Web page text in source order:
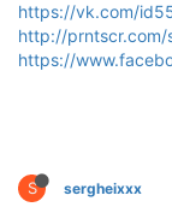
https://vk.com/
http://prntscr.com/
https://
S sergheixxx